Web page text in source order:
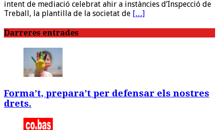
intent de mediació celebrat ahir a instàncies d’Inspecció de
Treball, la plantilla de la societat de […]
Darreres entrades
Forma’t, prepara’t per defensar els nostres
drets.